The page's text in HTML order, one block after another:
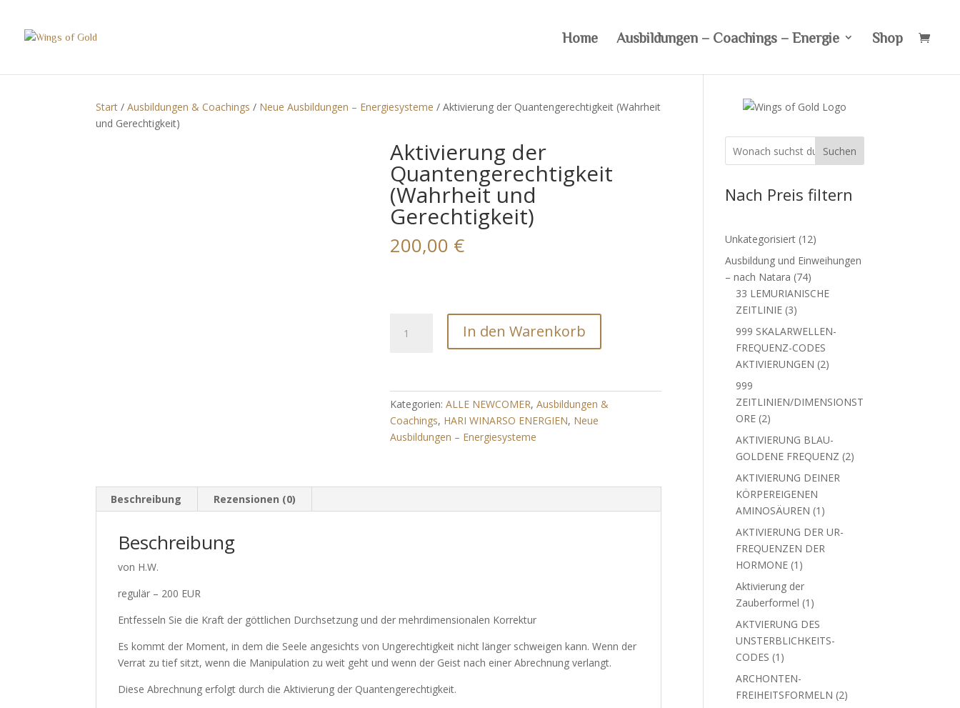
Home Ausbildungen – Coachings – Energie Shop
Start /Ausbildungen & Coachings / Neue Ausbildungen – Energiesysteme / Aktivierung der Quantengerechtigkeit (Wahrheit
und Gerechtigkeit)
Aktivierung der
Quantengerechtigkeit
(Wahrheit und
Gerechtigkeit)
200,00 €
Quantengerechtigkeit
Gerechtigkeit)
Menge
In den Warenkorb
Kategorien:ALLE NEWCOMER,Ausbildungen &
Coachings, HARI WINARSO ENERGIEN, Neue
Ausbildungen – Energiesysteme
Beschreibung Rezensionen (0)
Beschreibung
von H.W.
regulär – 200 EUR
Entfesseln Sie die Kraft der göttlichen Durchsetzung und der mehrdimensionalen Korrektur
Es kommt der Moment, in dem die Seele angesichts von Ungerechtigkeit nicht länger schweigen kann. Wenn der
Verrat zu tief sitzt, wenn die Manipulation zu weit geht und wenn der Geist nach einer Abrechnung verlangt.
Diese Abrechnung erfolgt durch die Aktivierung der Quantengerechtigkeit.
Suchen
Nach Preis filtern
Unkategorisiert 1212
Produkte
Ausbildung und Einweihungen
– nach Natara 7474
Produkte
33 LEMURIANISCHE
ZEITLINIE 33
Produkte
999 SKALARWELLEN-
FREQUENZ-CODES
AKTIVIERUNGEN 22
999
ZEITLINIEN/DIMENSIONST
ORE 22
Produkte
AKTIVIERUNG BLAU-
GOLDENE FREQUENZ 22
AKTIVIERUNG DEINER
KÖRPEREIGENEN
AMINOSÄUREN 1 1
Produkt
AKTIVIERUNG DER UR-
FREQUENZEN DER
HORMONE 1 1
Aktivierung der
Zauberformel 1 1
Produkt
AKTVIERUNG DES
UNSTERBLICHKEITS-
CODES 1 1
Produkt
ARCHONTEN-
FREIHEITSFORMELN 22